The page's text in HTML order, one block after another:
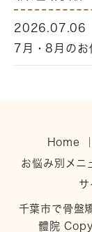
2026.07.06
7月・8月のお
Home
お悩み別メニ
サ
千葉市で骨盤
體院